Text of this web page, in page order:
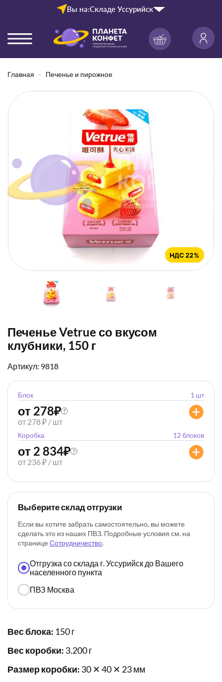
Вы на:Складе Уссурийск
Главная Печенье и пирожное
Печенье Vetrue со вкусом
клубники, 150 г
Артикул: 9818
Блок 1 шт
от 278₽ ?
от 278 ₽ / шт
Коробка 12 блоков
от 2 834₽ ?
от 236 ₽ / шт
Выберите склад отгрузки
Если вы хотите забрать самостоятельно, вы можете
сделать это из наших ПВЗ. Подробные условия см. на
странице Сотрудничество.
Отгрузка со склада г. Уссурийск до Вашего
населенного пункта
ПВЗ Москва
Вес блока: 150 г
Вес коробки: 3.200 г
Размер коробки: 30 ✕ 40 ✕ 23 мм